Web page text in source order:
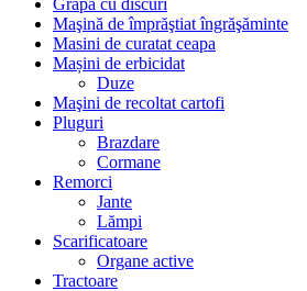
Grapă cu discuri
Maşină de împrăştiat îngrăşăminte
Masini de curatat ceapa
Mașini de erbicidat
Duze
Maşini de recoltat cartofi
Pluguri
Brazdare
Cormane
Remorci
Jante
Lămpi
Scarificatoare
Organe active
Tractoare